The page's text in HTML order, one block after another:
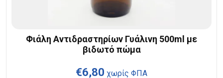
Φιάλη Αντιδραστηρίων Γυάλινη 500ml με
βιδωτό πώμα
€6,80 χωρίς ΦΠΑ